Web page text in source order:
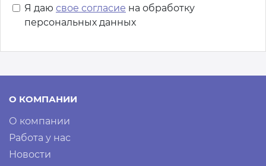
Я даю свое согласие на обработку
персональных данных
О КОМПАНИИ
О компании
Работа у нас
Новости